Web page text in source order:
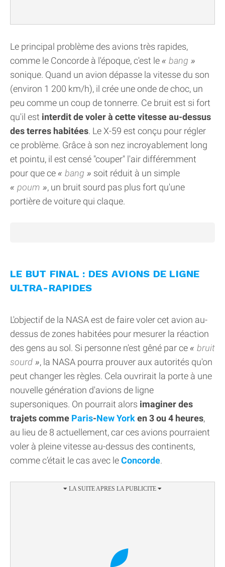
Le principal problème des avions très rapides,
comme le Concorde à l'époque, c'est le
bang
sonique. Quand un avion dépasse la vitesse du son
(environ 1 200 km/h), il crée une onde de choc, un
peu comme un coup de tonnerre. Ce bruit est si fort
qu'il est interdit de voler à cette vitesse au-dessus
des terres habitées. Le X-59 est conçu pour régler
ce problème. Grâce à son nez incroyablement long
et pointu, il est censé "couper" l'air différemment
pour que ce
bang
soit réduit à un simple
poum
, un bruit sourd pas plus fort qu'une
portière de voiture qui claque.
LE BUT FINAL : DES AVIONS DE LIGNE
ULTRA-RAPIDES
L'objectif de la NASA est de faire voler cet avion au-
dessus de zones habitées pour mesurer la réaction
des gens au sol. Si personne n'est gêné par ce
bruit
sourd
, la NASA pourra prouver aux autorités qu'on
peut changer les règles. Cela ouvrirait la porte à une
nouvelle génération d'avions de ligne
supersoniques. On pourrait alors imaginer des
trajets comme Paris-New Yorken 3 ou 4 heures,
au lieu de 8 actuellement, car ces avions pourraient
voler à pleine vitesse au-dessus des continents,
comme c’était le cas avec leConcorde.